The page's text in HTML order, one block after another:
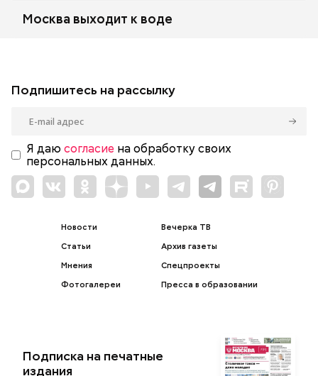
Москва выходит к воде
Подпишитесь на рассылку
Я даю согласие на обработку своих
персональных данных.
Новости
Статьи
Мнения
Фотогалереи
Вечерка ТВ
Архив газеты
Спецпроекты
Пресса в образовании
Подписка на печатные
издания